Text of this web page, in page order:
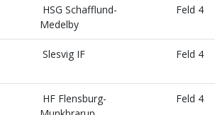
HSG Schafflund-
Medelby
Feld 4
Slesvig IF Feld 4
HF Flensburg-
Feld 4